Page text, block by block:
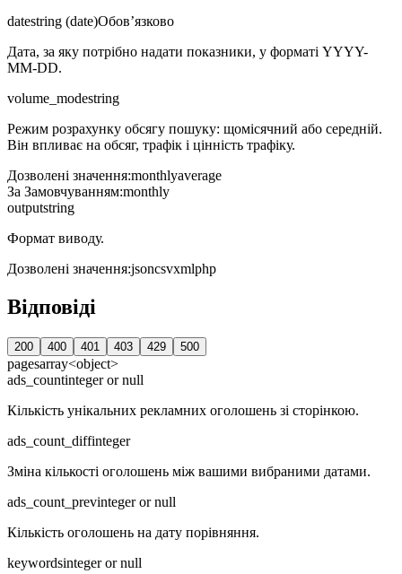
datestring (date)Обов’язково
Дата, за яку потрібно надати показники, у форматі YYYY-
MM-DD.
volume_modestring
Режим розрахунку обсягу пошуку: щомісячний або середній.
Він впливає на обсяг, трафік і цінність трафіку.
Дозволені значення:monthlyaverage
За Замовчуванням:monthly
outputstring
Формат виводу.
Дозволені значення:jsoncsvxmlphp
Відповіді
200 400 401 403 429 500
pagesarray<object>
ads_countinteger or null
Кількість унікальних рекламних оголошень зі сторінкою.
ads_count_diffinteger
Зміна кількості оголошень між вашими вибраними датами.
ads_count_previnteger or null
Кількість оголошень на дату порівняння.
keywordsinteger or null